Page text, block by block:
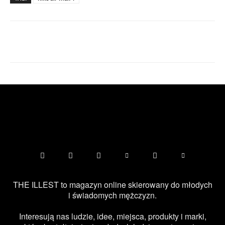
THE ILLEST to magazyn online skierowany do młodych
i świadomych mężczyzn.
Interesują nas ludzie, idee, miejsca, produkty i marki,